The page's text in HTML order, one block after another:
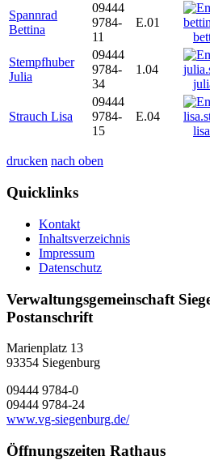
Spannrad
Bettina
09444
9784-
11
E.01
Stempfhuber
Julia
09444
9784-
34
1.04
Strauch Lisa
09444
9784-
15
E.04
drucken nach oben
Quicklinks
Kontakt
Inhaltsverzeichnis
Impressum
Datenschutz
Verwaltungsgemeinschaft
Postanschrift
Marienplatz 13
93354 Siegenburg
09444 9784-0
09444 9784-24
www.vg-siegenburg.de/
Öffnungszeiten Rathaus